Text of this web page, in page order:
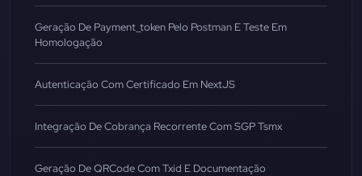
Geração De Payment_token Pelo Postman E Teste Em
Homologação
Autenticação Com Certificado Em NextJS
Integração De Cobrança Recorrente Com SGP Tsmx
Geração De QRCode Com Txid E Documentação